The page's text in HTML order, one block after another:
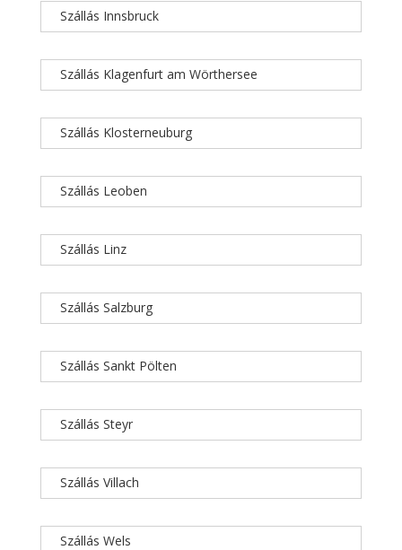
Szállás Innsbruck
Szállás Klagenfurt am Wörthersee
Szállás Klosterneuburg
Szállás Leoben
Szállás Linz
Szállás Salzburg
Szállás Sankt Pölten
Szállás Steyr
Szállás Villach
Szállás Wels